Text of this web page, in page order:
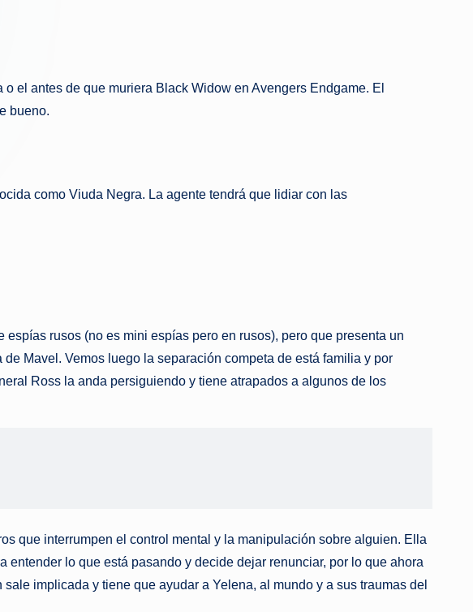
el antes de que muriera Black Widow en Avengers Endgame. El
bueno.
como Viuda Negra. La agente tendrá que lidiar con las
rusos (no es mini espías pero en rusos), pero que presenta un
Mavel. Vemos luego la separación competa de está familia y por
Ross la anda persiguiendo y tiene atrapados a algunos de los
que interrumpen el control mental y la manipulación sobre alguien. Ella
lo que está pasando y decide dejar renunciar, por lo que ahora
implicada y tiene que ayudar a Yelena, al mundo y a sus traumas del